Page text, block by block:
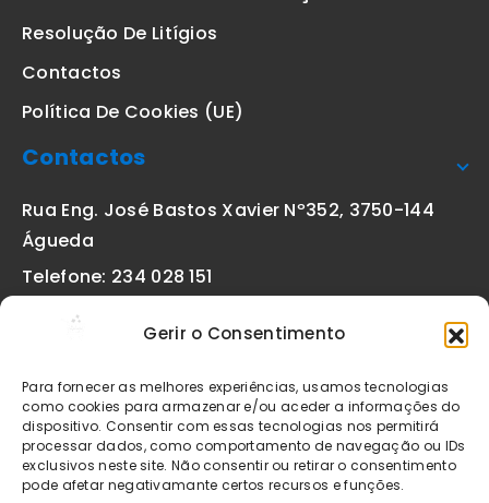
Gerir o Consentimento
Para fornecer as melhores experiências, usamos tecnologias
como cookies para armazenar e/ou aceder a informações do
dispositivo. Consentir com essas tecnologias nos permitirá
processar dados, como comportamento de navegação ou IDs
exclusivos neste site. Não consentir ou retirar o consentimento
pode afetar negativamante certos recursos e funções.
Resolução De Litígios
Contactos
Política De Cookies (UE)
Contactos
Rua Eng. José Bastos Xavier Nº352, 3750-144
Águeda
Telefone: 234 028 151
geral@etiquetas-online.pt
Os preços indicados incluem IVA à taxa legal em vigor. Todos
os artigos apresentados no site encontram-se sujeitos à
disponibilidade de stock após confirmação da encomenda. As